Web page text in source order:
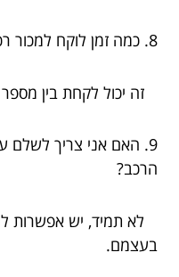
8. כמה זמן לוקח למכור רכב לפירוק?
זה יכול לקחת בין
9. האם אני צריך לשלם
הרכב?
לא תמיד, יש אפשרות
בעצמם.